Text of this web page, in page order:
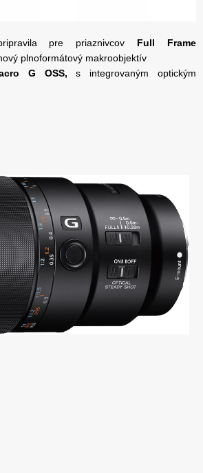
pre priaznivcov Full Frame
plnoformátový makroobjektív
G OSS,s integrovaným optickým